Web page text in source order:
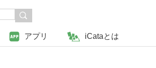
アプリ iCataとは